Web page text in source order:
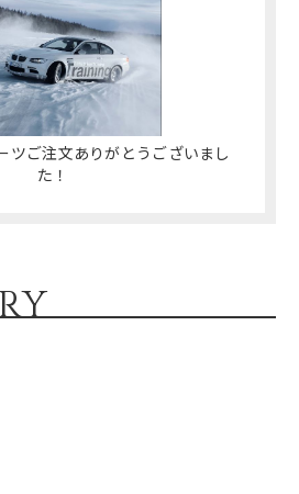
ツご注文ありがとうございまし
た！